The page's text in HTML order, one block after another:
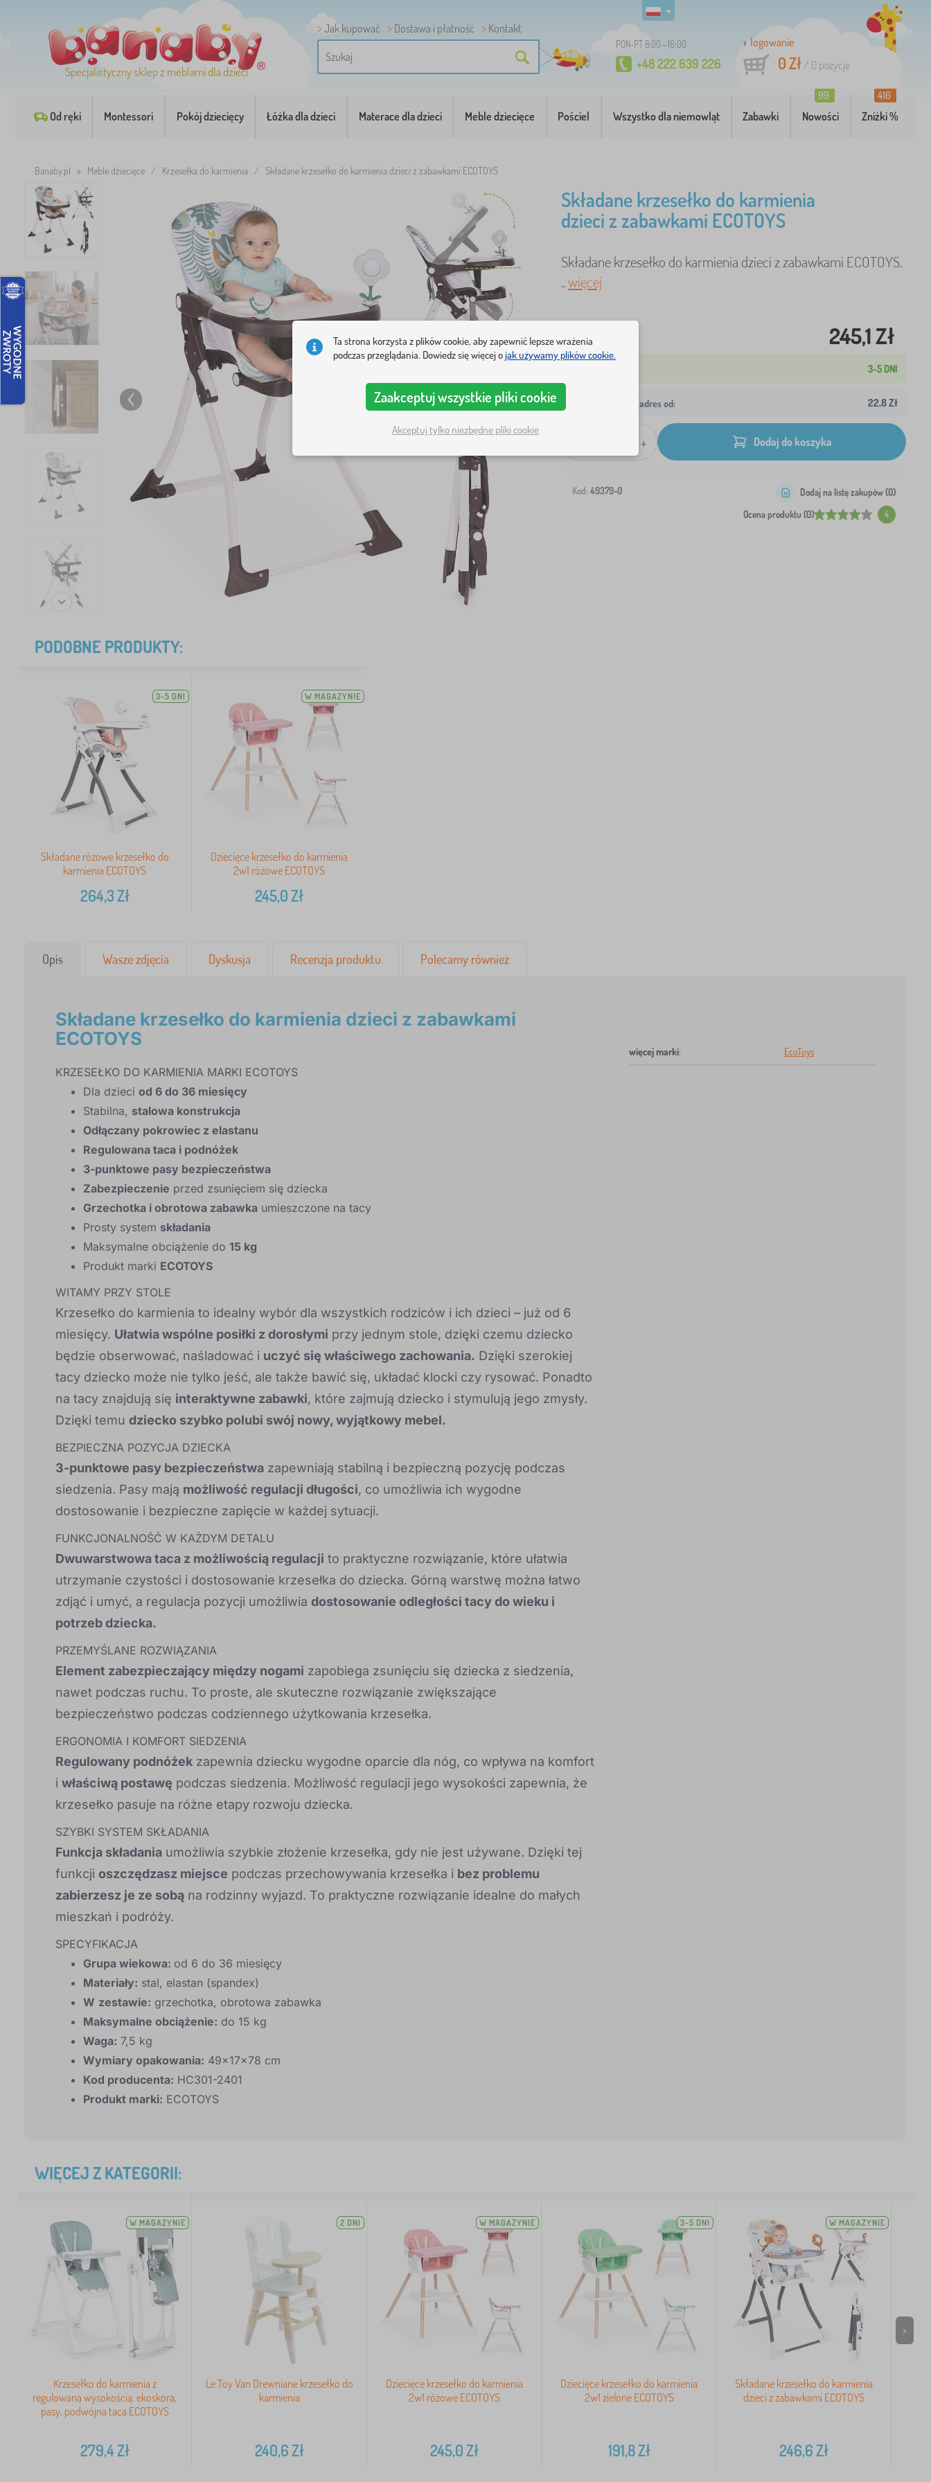
Specjalistyczny sklep z meblami dla dzieci
Jak kupować Dostawa i płatność Kontakt
PON-PT 8:00—16:00
+48 222 639 226
logowanie
0 Zł/ 0 pozycje
Od ręki Montessori Pokój dziecięcy Łóżka dla dzieci Materace dla dzieci Meble dziecięce Pościel Wszystko dla niemowląt Zabawki Nowości
99
Zniżki %
416
Banaby.pl » Meble dziecięce / Krzesełka do karmienia / Składane krzesełko do karmienia dzieci z zabawkami ECOTOYS
Składane krzesełko do karmienia
dzieci z zabawkami ECOTOYS
Składane krzesełko do karmienia dzieci z zabawkami ECOTOYS.
..więcej
245,1 Zł
3-5 DNI
Wysyłka na Twój adres od: 22,8 Zł
+ Dodaj do koszyka
Kod: 49379-0
Ocena produktu (0) 4
Dodaj na listę zakupów (0)
PODOBNE PRODUKTY:
3-5 DNI
Składane różowe krzesełko do
karmienia ECOTOYS
264,3Zł
W MAGAZYNIE
Dziecięce krzesełko do karmienia
2w1 różowe ECOTOYS
245,0Zł
Opis Wasze zdjęcia Dyskusja Recenzja produktu Polecamy również
Składane krzesełko do karmienia dzieci z zabawkami
ECOTOYS
KRZESEŁKO DO KARMIENIA MARKI ECOTOYS
Dla dzieci od 6 do 36 miesięcy
Stabilna, stalowa konstrukcja
Odłączany pokrowiec z elastanu
Regulowana taca i podnóżek
3-punktowe pasy bezpieczeństwa
Zabezpieczenie przed zsunięciem się dziecka
Grzechotka i obrotowa zabawka umieszczone na tacy
Prosty system składania
Maksymalne obciążenie do 15 kg
Produkt marki ECOTOYS
WITAMY PRZY STOLE
Krzesełko do karmienia to idealny wybór dla wszystkich rodziców i ich dzieci – już od 6
miesięcy. Ułatwia wspólne posiłki z dorosłymi przy jednym stole, dzięki czemu dziecko
będzie obserwować, naśladować i uczyć się właściwego zachowania. Dzięki szerokiej
tacy dziecko może nie tylko jeść, ale także bawić się, układać klocki czy rysować. Ponadto
na tacy znajdują się interaktywne zabawki, które zajmują dziecko i stymulują jego zmysły.
Dzięki temu dziecko szybko polubi swój nowy, wyjątkowy mebel.
BEZPIECZNA POZYCJA DZIECKA
3-punktowe pasy bezpieczeństwa zapewniają stabilną i bezpieczną pozycję podczas
siedzenia. Pasy mają możliwość regulacji długości, co umożliwia ich wygodne
dostosowanie i bezpieczne zapięcie w każdej sytuacji.
FUNKCJONALNOŚĆ W KAŻDYM DETALU
Dwuwarstwowa taca z możliwością regulacji to praktyczne rozwiązanie, które ułatwia
utrzymanie czystości i dostosowanie krzesełka do dziecka. Górną warstwę można łatwo
zdjąć i umyć, a regulacja pozycji umożliwia dostosowanie odległości tacy do wieku i
potrzeb dziecka.
PRZEMYŚLANE ROZWIĄZANIA
Element zabezpieczający między nogami zapobiega zsunięciu się dziecka z siedzenia,
nawet podczas ruchu. To proste, ale skuteczne rozwiązanie zwiększające
bezpieczeństwo podczas codziennego użytkowania krzesełka.
ERGONOMIA I KOMFORT SIEDZENIA
Regulowany podnóżek zapewnia dziecku wygodne oparcie dla nóg, co wpływa na komfort
i właściwą postawę podczas siedzenia. Możliwość regulacji jego wysokości zapewnia, że
krzesełko pasuje na różne etapy rozwoju dziecka.
SZYBKI SYSTEM SKŁADANIA
Funkcja składania umożliwia szybkie złożenie krzesełka, gdy nie jest używane. Dzięki tej
funkcji oszczędzasz miejsce podczas przechowywania krzesełka i bez problemu
zabierzesz je ze sobą na rodzinny wyjazd. To praktyczne rozwiązanie idealne do małych
mieszkań i podróży.
SPECYFIKACJA
Grupa wiekowa: od 6 do 36 miesięcy
Materiały: stal, elastan (spandex)
W zestawie: grzechotka, obrotowa zabawka
Maksymalne obciążenie: do 15 kg
Waga: 7,5 kg
Wymiary opakowania: 49x17x78 cm
Kod producenta: HC301-2401
Produkt marki: ECOTOYS
więcej marki: EcoToys
WIĘCEJ Z KATEGORII:
W MAGAZYNIE
Krzesełko do karmienia z
regulowaną wysokością, ekoskóra,
pasy, podwójna taca ECOTOYS
279,4Zł
2 DNI
Le Toy Van Drewniane krzesełko do
karmienia
240,6Zł
W MAGAZYNIE
Dziecięce krzesełko do karmienia
2w1 różowe ECOTOYS
245,0Zł
3-5 DNI
Dziecięce krzesełko do karmienia
2w1 zielone ECOTOYS
191,8Zł
W MAGAZYNIE
Składane krzesełko do karmienia
dzieci z zabawkami ECOTOYS
246,6Zł
>
Ta strona korzysta z plików cookie, aby zapewnić lepsze wrażenia
podczas przeglądania. Dowiedz się więcej ojak używamy plików cookie.
Zaakceptuj wszystkie pliki cookie
Akceptuj tylko niezbędne pliki cookie